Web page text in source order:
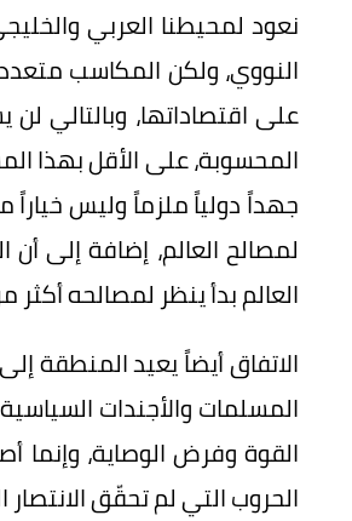
نعود لمحيطنا العربي
النووي، ولكن المكاسب
على اقتصاداتها، وبالتالي
المحسوبة، على الأقل بهذا
جهداً دولياً ملزماً وليس
لمصالح العالم، إضافة إلى
العالم بدأ ينظر لمصالحه
الاتفاق أيضاً يعيد المنطقة
المسلمات والأجندات
القوة وفرض الوصاية،
الحروب التي لم تحقّق